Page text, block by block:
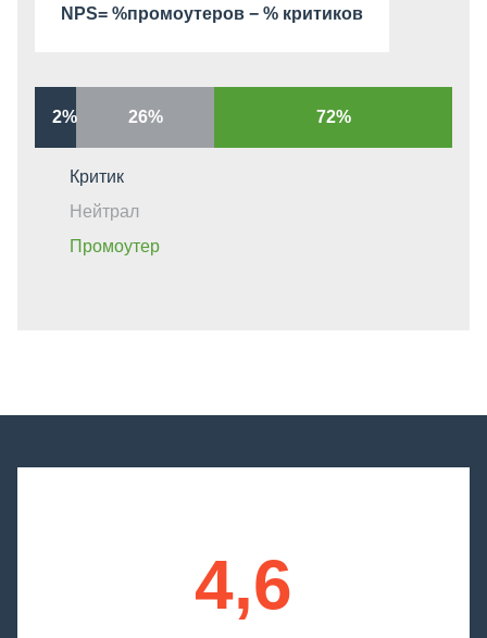
NPS= %промоутеров − % критиков
2% 26% 72%
Критик
Нейтрал
Промоутер
4,6